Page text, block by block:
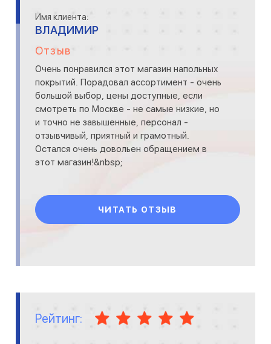
Имя клиента:
ВЛАДИМИР
Отзыв
Очень понравился этот магазин напольных
покрытий. Порадовал ассортимент - очень
большой выбор, цены доступные, если
смотреть по Москве - не самые низкие, но
и точно не завышенные, персонал -
отзывчивый, приятный и грамотный.
Оcтался очень довольен обращением в
этот магазин!&nbsp;
ЧИТАТЬ ОТЗЫВ
Рейтинг: